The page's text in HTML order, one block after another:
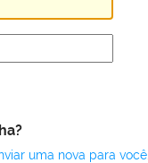
uma nova para você